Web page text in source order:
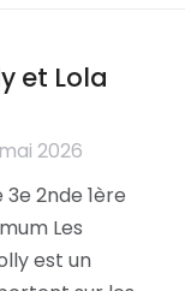
et Lola
2026
3e 2nde 1ère
Les
est un